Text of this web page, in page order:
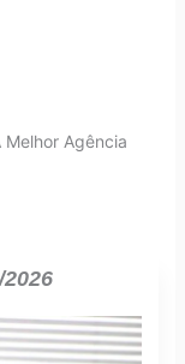
Agência
2026